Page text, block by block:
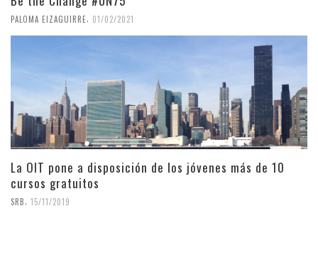
PALOMA EIZAGUIRRE 01/02/2021
La OIT pone a disposición de los jóvenes más de 10
cursos gratuitos
SRB 15/11/2019